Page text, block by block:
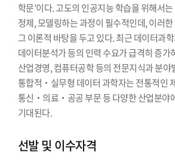
학문’이다. 고도의 인공지능 학습을 위해서
정제, 모델링하는 과정이 필수적인데, 이러
그 이론적 바탕을 두고 있다. 최근 데이터과
데이터분석가 등의 인력 수요가 급격히 증가
산업경영, 컴퓨터공학 등의 전문지식과 분
통합적‧실무형 데이터 과학자는 전통적인
통신‧의료‧공공 부문 등 다양한 산업분야
기대된다.
선발 및 이수자격